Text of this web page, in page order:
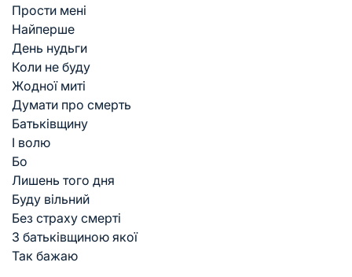
Прости мені
Найперше
День нудьги
Коли не буду
Жодної миті
Думати про смерть
Батьківщину
І волю
Бо
Лишень того дня
Буду вільний
Без страху смерті
З батьківщиною якої
Так бажаю